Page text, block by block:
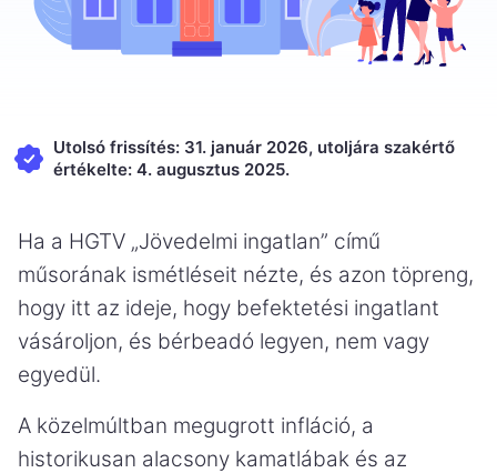
Utolsó frissítés: 31. január 2026, utoljára szakértő
értékelte: 4. augusztus 2025.
Ha a HGTV „Jövedelmi ingatlan” című
műsorának ismétléseit nézte, és azon töpreng,
hogy itt az ideje, hogy befektetési ingatlant
vásároljon, és bérbeadó legyen, nem vagy
egyedül.
A közelmúltban megugrott infláció, a
historikusan alacsony kamatlábak és az